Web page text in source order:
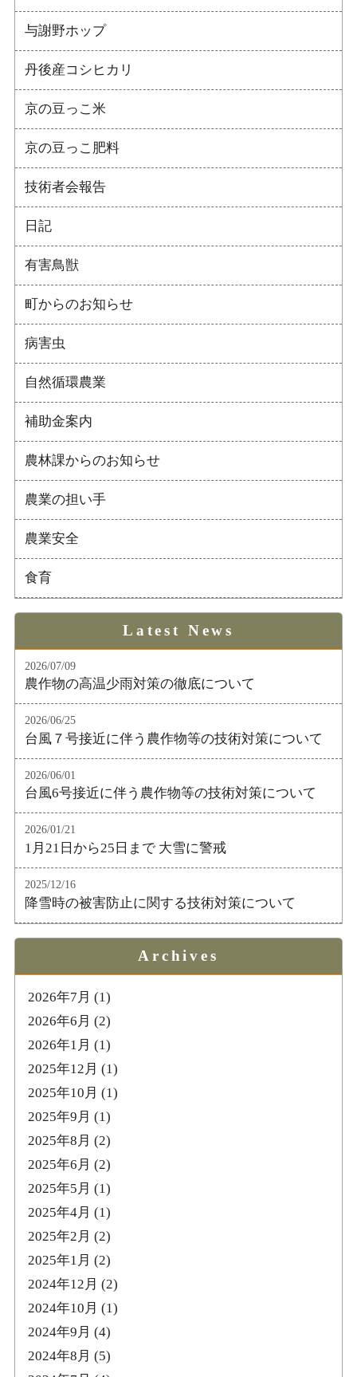
与謝野ホップ
丹後産コシヒカリ
京の豆っこ米
京の豆っこ肥料
技術者会報告
日記
有害鳥獣
町からのお知らせ
病害虫
自然循環農業
補助金案内
農林課からのお知らせ
農業の担い手
農業安全
食育
Latest News
2026/07/09
農作物の高温少雨対策の徹底について
2026/06/25
台風７号接近に伴う農作物等の技術対策について
2026/06/01
台風6号接近に伴う農作物等の技術対策について
2026/01/21
1月21日から25日まで 大雪に警戒
2025/12/16
降雪時の被害防止に関する技術対策について
Archives
2026年7月 (1)
2026年6月 (2)
2026年1月 (1)
2025年12月 (1)
2025年10月 (1)
2025年9月 (1)
2025年8月 (2)
2025年6月 (2)
2025年5月 (1)
2025年4月 (1)
2025年2月 (2)
2025年1月 (2)
2024年12月 (2)
2024年10月 (1)
2024年9月 (4)
2024年8月 (5)